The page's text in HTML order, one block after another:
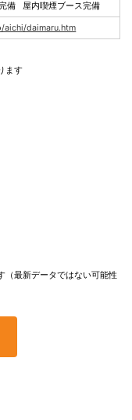
備 屋内喫煙ブース完備
daimaru.htm
ます
（最新データではない可能性